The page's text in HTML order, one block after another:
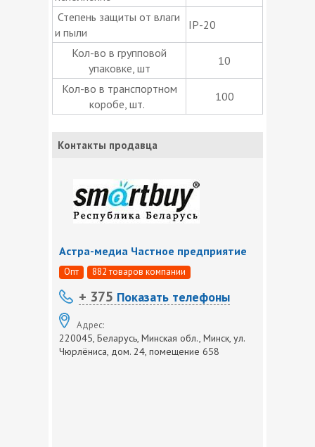
Степень защиты от влаги
и пыли
IP-20
Кол-во в групповой
упаковке, шт
10
Кол-во в транспортном
коробе, шт.
100
Контакты продавца
Астра-медиа Частное предприятие
Опт 882 товаров компании
+ 375 Показать телефоны
Адрес:
220045, Беларусь, Минская обл., Минск, ул.
Чюрлёниса, дом. 24, помещение 658